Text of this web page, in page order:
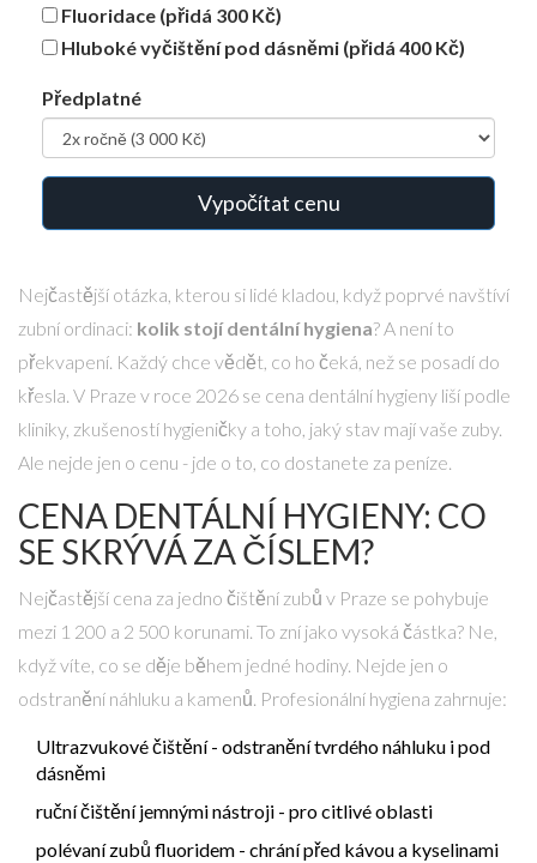
Fluoridace (přidá 300 Kč)
Hluboké vyčištění pod dásněmi (přidá 400 Kč)
Předplatné
Vypočítat cenu
Nejčastější otázka, kterou si lidé kladou, když poprvé navštíví
zubní ordinaci: kolik stojí dentální hygiena? A není to
překvapení. Každý chce vědět, co ho čeká, než se posadí do
křesla. V Praze v roce 2026 se cena dentální hygieny liší podle
kliniky, zkušeností hygieničky a toho, jaký stav mají vaše zuby.
Ale nejde jen o cenu - jde o to, co dostanete za peníze.
CENA DENTÁLNÍ HYGIENY: CO
SE SKRÝVÁ ZA ČÍSLEM?
Nejčastější cena za jedno čištění zubů v Praze se pohybuje
mezi 1 200 a 2 500 korunami. To zní jako vysoká částka? Ne,
když víte, co se děje během jedné hodiny. Nejde jen o
odstranění náhluku a kamenů. Profesionální hygiena zahrnuje:
Ultrazvukové čištění - odstranění tvrdého náhluku i pod
dásněmi
ruční čištění jemnými nástroji - pro citlivé oblasti
polévaní zubů fluoridem - chrání před kávou a kyselinami